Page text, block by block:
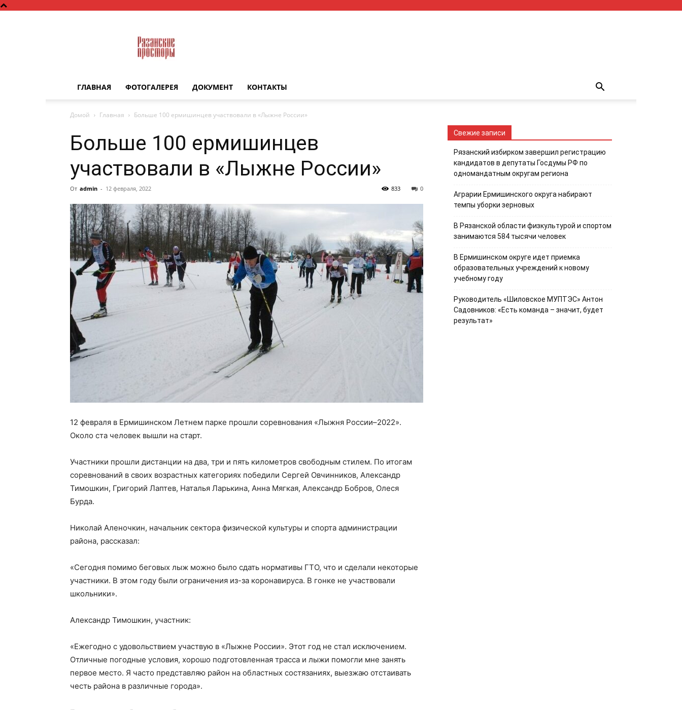
просторы
ГЛАВНАЯ ФОТОГАЛЕРЕЯ ДОКУМЕНТ КОНТАКТЫ
Домой Главная Больше 100 ермишинцев участвовали в «Лыжне России»
Больше 100 ермишинцев
участвовали в «Лыжне России»
От admin - 12 февраля, 2022 0
833
12 февраля в Ермишинском Летнем парке прошли соревнования «Лыжня России–2022».
Около ста человек вышли на старт.
Участники прошли дистанции на два, три и пять километров свободным стилем. По итогам
соревнований в своих возрастных категориях победили Сергей Овчинников, Александр
Тимошкин, Григорий Лаптев, Наталья Ларькина, Анна Мягкая, Александр Бобров, Олеся
Бурда.
Николай Аленочкин, начальник сектора физической культуры и спорта администрации
района, рассказал:
«Сегодня помимо беговых лыж можно было сдать нормативы ГТО, что и сделали некоторые
участники. В этом году были ограничения из-за коронавируса. В гонке не участвовали
школьники».
Александр Тимошкин, участник:
«Ежегодно с удовольствием участвую в «Лыжне России». Этот год не стал исключением.
Отличные погодные условия, хорошо подготовленная трасса и лыжи помогли мне занять
первое место. Я часто представляю район на областных состязаниях, выезжаю отстаивать
честь района в различные города».
Свежие записи
Рязанский избирком завершил регистрацию
кандидатов в депутаты Госдумы РФ по
одномандатным округам региона
Аграрии Ермишинского округа набирают
темпы уборки зерновых
В Рязанской области физкультурой и спортом
занимаются 584 тысячи человек
В Ермишинском округе идет приемка
образовательных учреждений к новому
учебному году
Руководитель «Шиловское МУПТЭС» Антон
Садовников: «Есть команда – значит, будет
результат»